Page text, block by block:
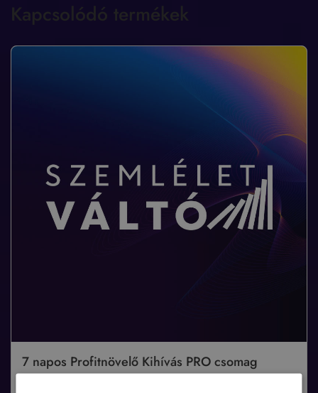
Kapcsolódó termékek
7 napos Profitnövelő Kihívás PRO csomag